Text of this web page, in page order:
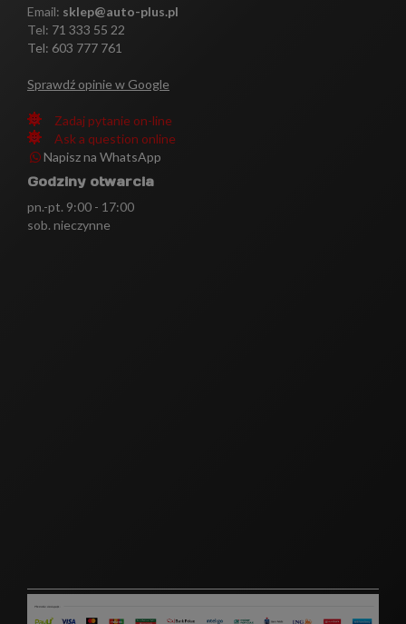
Email: sklep@auto-plus.pl
Tel: 71 333 55 22
Tel: 603 777 761
Sprawdź opinie w Google
Zadaj pytanie on-line
Ask a question online
Napisz na WhatsApp
Godziny otwarcia
pn.-pt. 9:00 - 17:00
sob. nieczynne